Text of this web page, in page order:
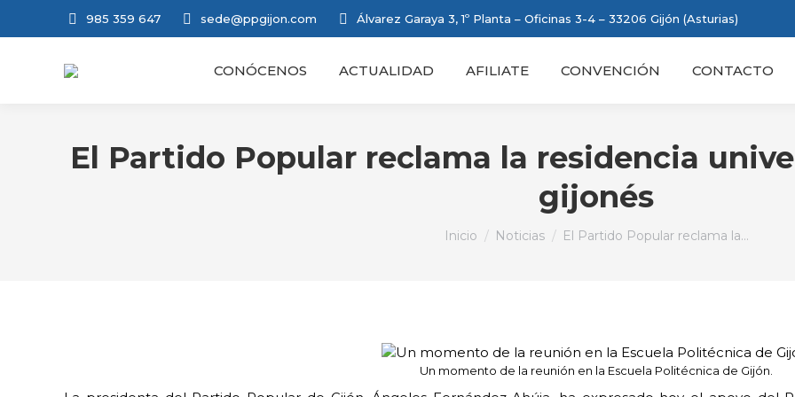
985 359 647 sede@ppgijon.com Álvarez Garaya 3, 1º Planta – Oficinas 3-4 – 33206 Gijón (Asturias)
CONÓCENOS ACTUALIDAD AFILIATE CONVENCIÓN CONTACTO
El Partido Popular reclama la residencia
gijonés
Estás aquí:
Inicio Noticias El Partido Popular reclama la…
Un momento de la reunión en la Escuela Politécnica de Gijón.